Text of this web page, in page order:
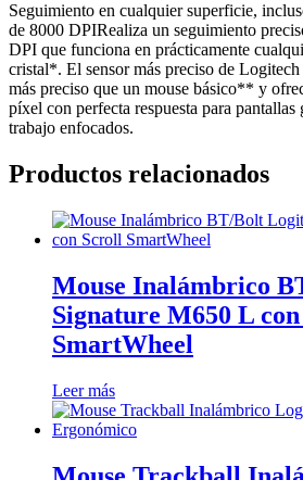
Seguimiento en cualquier superficie,
de 8000 DPIRealiza un seguimiento
DPI que funciona en prácticamente
cristal*. El sensor más preciso de Logitech
más preciso que un mouse básico** y
píxel con perfecta respuesta para
trabajo enfocados.
Productos relacionados
Mouse Inalámbrico
Signature M650 L
SmartWheel
Leer más